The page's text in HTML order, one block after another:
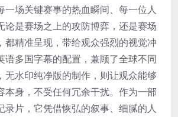
一场关键赛事的热血瞬间、每一位人
论是赛场之上的攻防博弈，还是赛场
都精准呈现，带给观众强烈的视觉冲
语多国字幕的配置，兼顾了全球不同
无水印纯净版的制作，则让观众能够
本身，不受任何冗余干扰。作为一部
录片，它凭借恢弘的叙事、细腻的人